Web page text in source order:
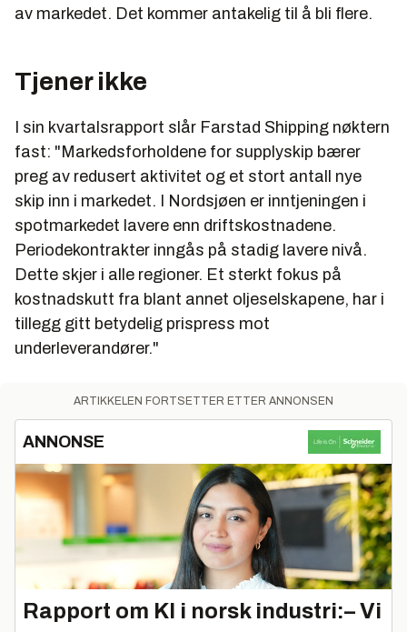
av markedet. Det kommer antakelig til å bli flere.
Tjener ikke
I sin kvartalsrapport slår Farstad Shipping nøktern
fast: "Markedsforholdene for supplyskip bærer
preg av redusert aktivitet og et stort antall nye
skip inn i markedet. I Nordsjøen er inntjeningen i
spotmarkedet lavere enn driftskostnadene.
Periodekontrakter inngås på stadig lavere nivå.
Dette skjer i alle regioner. Et sterkt fokus på
kostnadskutt fra blant annet oljeselskapene, har i
tillegg gitt betydelig prispress mot
underleverandører."
ARTIKKELEN FORTSETTER ETTER ANNONSEN
ANNONSE
Rapport om KI i norsk industri:– Vi